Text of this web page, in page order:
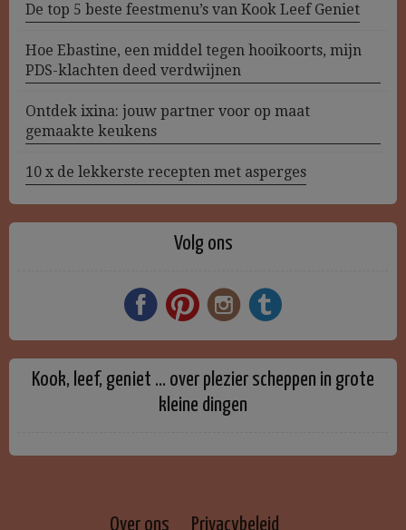
De top 5 beste feestmenu’s van Kook Leef Geniet
Hoe Ebastine, een middel tegen hooikoorts, mijn
PDS-klachten deed verdwijnen
Ontdek ixina: jouw partner voor op maat
gemaakte keukens
10 x de lekkerste recepten met asperges
Volg ons
Kook, leef, geniet … over plezier scheppen in grote
kleine dingen
Over ons Privacybeleid